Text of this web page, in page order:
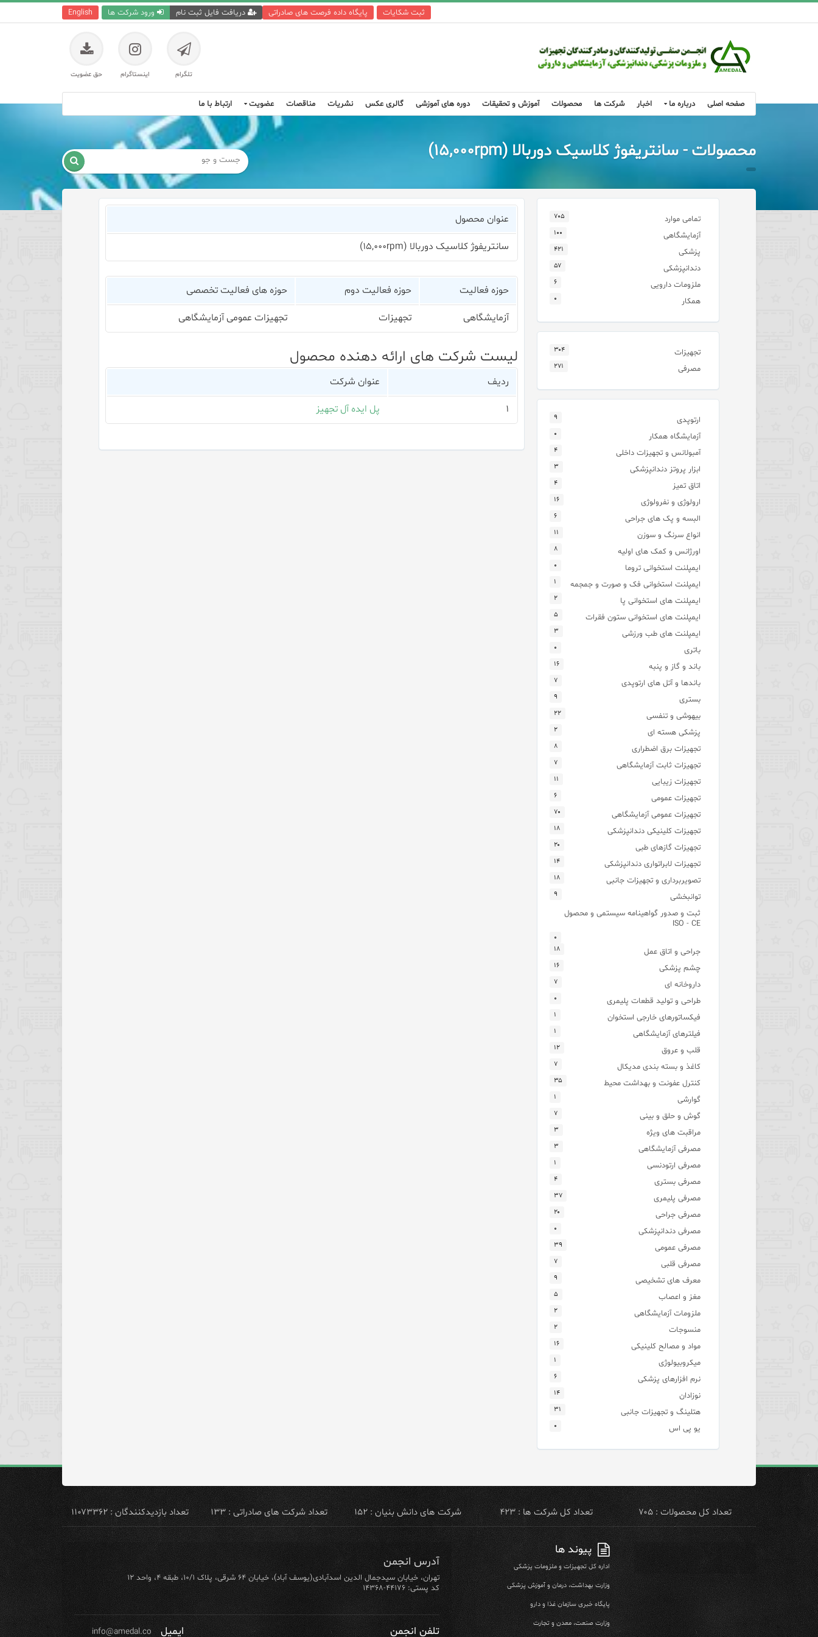
English ورود شرکت ها دریافت فایل ثبت نام پایگاه داده فرصت های صادراتی ثبت شکایات
تلگرام اینستاگرام حق عضویت
صفحه اصلی درباره ما اخبار شرکت ها محصولات آموزش و تحقیقات دوره های آموزشی گالری عکس نشریات مناقصات عضویت ارتباط با ما
محصولات - سانتریفوژ کلاسیک دوربالا (۱۵,۰۰۰rpm) 
عنوان محصول
سانتریفوژ کلاسیک دوربالا (۱۵,۰۰۰rpm)
حوزه فعالیت حوزه فعالیت دوم حوزه های فعالیت تخصصی
آزمایشگاهی تجهیزات تجهیزات عمومی آزمایشگاهی
لیست شرکت های ارائه دهنده محصول
ردیف عنوان شرکت
۱ پل ایده آل تجهیز
تمامی موارد ۷۰۵
آزمایشگاهی ۱۰۰
پزشکی ۴۲۱
دندانپزشکی ۵۷
ملزومات دارویی ۶
همکار ۰
تجهیزات ۳۰۴
مصرفی ۲۷۱
ارتوپدی ۹
آزمایشگاه همکار ۰
آمبولانس و تجهیزات داخلی ۴
ابزار پروتز دندانپزشکی ۳
اتاق تمیز ۴
ارولوژی و نفرولوژی ۱۶
البسه و پک های جراحی ۶
انواع سرنگ و سوزن ۱۱
اورژانس و کمک های اولیه ۸
ایمپلنت استخوانی تروما ۰
ایمپلنت استخوانی فک و صورت و جمجمه ۱
ایمپلنت های استخوانی پا ۲
ایمپلنت های استخوانی ستون فقرات ۵
ایمپلنت های طب ورزشی ۳
باتری ۰
باند و گاز و پنبه ۱۶
باندها و آتل های ارتوپدی ۷
بستری ۹
بیهوشی و تنفسی ۲۲
پزشکی هسته ای ۲
تجهیزات برق اضطراری ۸
تجهیزات ثابت آزمایشگاهی ۷
تجهیزات زیبایی ۱۱
تجهیزات عمومی ۶
تجهیزات عمومی آزمایشگاهی ۷۰
تجهیزات کلینیکی دندانپزشکی ۱۸
تجهیزات گازهای طبی ۲۰
تجهیزات لابراتواری دندانپزشکی ۱۴
تصویربرداری و تجهیزات جانبی ۱۸
توانبخشی ۹
ثبت و صدور گواهینامه سیستمی و محصول
ISO - CE
۰
جراحی و اتاق عمل ۱۸
چشم پزشکی ۱۶
داروخانه ای ۷
طراحی و تولید قطعات پلیمری ۰
فیکساتورهای خارجی استخوان ۱
فیلترهای آزمایشگاهی ۱
قلب و عروق ۱۲
کاغذ و بسته بندی مدیکال ۷
کنترل عفونت و بهداشت محیط ۳۵
گوارشی ۱
گوش و حلق و بینی ۷
مراقبت های ویژه ۳
مصرفی آزمایشگاهی ۳
مصرفی ارتودنسی ۱
مصرفی بستری ۴
مصرفی پلیمری ۳۷
مصرفی جراحی ۲۰
مصرفی دندانپزشکی ۰
مصرفی عمومی ۳۹
مصرفی قلبی ۷
معرف های تشخیصی ۹
مغز و اعصاب ۵
ملزومات آزمایشگاهی ۲
منسوجات ۲
مواد و مصالح کلینیکی ۱۶
میکروبیولوژی ۱
نرم افزارهای پزشکی ۶
نوزادان ۱۴
هتلینگ و تجهیزات جانبی ۳۱
یو پی اس ۰
تعداد کل محصولات : ۷۰۵ تعداد کل شرکت ها : ۴۲۳ شرکت های دانش بنیان : ۱۵۲ تعداد شرکت های صادراتی : ۱۳۳ تعداد بازدیدکنندگان : ۱۱۰۷۳۳۶۲
پیوند ها
اداره کل تجهیزات و ملزومات پزشکی
وزارت بهداشت، درمان و آموزش پزشکی
پایگاه خبری سازمان غذا و دارو
وزارت صنعت، معدن و تجارت
آدرس انجمن
تهران، خیابان سیدجمال الدین اسدآبادی(یوسف آباد)، خیابان ۶۴ شرقی، پلاک ۱۰/۱، طبقه ۴، واحد ۱۲
کد پستی: ۴۴۱۷۶-۱۴۳۶۸
تلفن انجمن ایمیل info@amedal.co